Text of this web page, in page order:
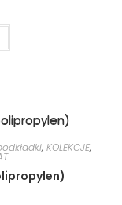
, KOLEKCJE,